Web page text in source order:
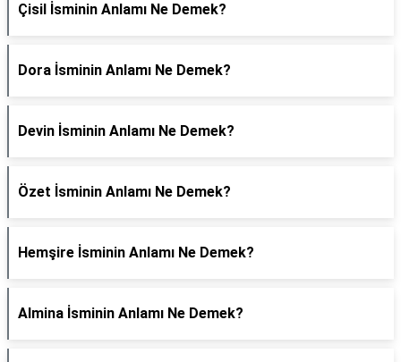
Çisil İsminin Anlamı Ne Demek?
Dora İsminin Anlamı Ne Demek?
Devin İsminin Anlamı Ne Demek?
Özet İsminin Anlamı Ne Demek?
Hemşire İsminin Anlamı Ne Demek?
Almina İsminin Anlamı Ne Demek?